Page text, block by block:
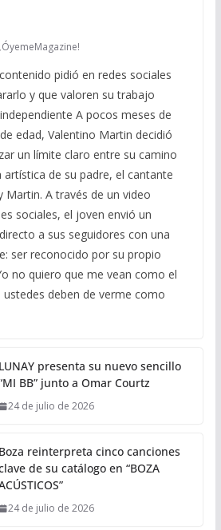
ÓyemeMagazine!
pidió en redes sociales
y que valoren su trabajo
A pocos meses de
edad, Valentino Martin decidió
un límite claro entre su camino
de su padre, el cantante
Martin. A través de un video
sociales, el joven envió un
a sus seguidores con una
ser reconocido por su propio
no quiero que me vean como el
deben de verme como
LUNAY presenta su nuevo sencillo
BB” junto a Omar Courtz
24 de julio de 2026
Boza reinterpreta cinco canciones
de su catálogo en “BOZA
24 de julio de 2026